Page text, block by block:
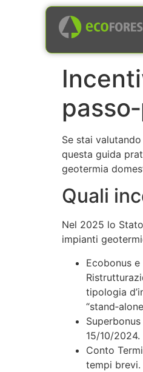
Se stai
questa guida
geotermia
Quali
Nel 2025 lo
impianti
Ecobonus
tipologia
15/10/2024.
Conto
tempi brevi.